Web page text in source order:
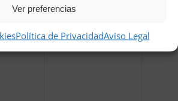
Ver preferencias
Política de PrivacidadAviso Legal